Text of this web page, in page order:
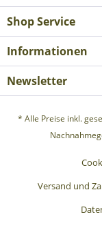
Shop Service
Informationen
Newsletter
* Alle Preise inkl.
Versand und